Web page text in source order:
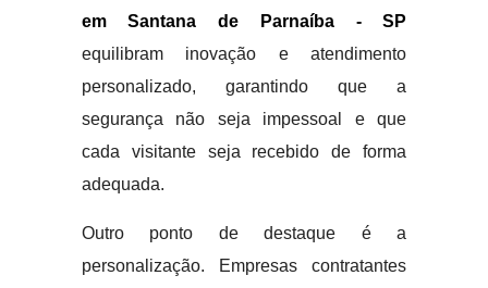
em Santana de Parnaíba - SP
equilibram inovação e atendimento
personalizado, garantindo que a
segurança não seja impessoal e que
cada visitante seja recebido de forma
adequada.
Outro ponto de destaque é a
personalização. Empresas contratantes